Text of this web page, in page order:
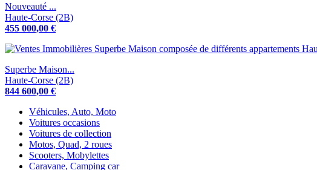
Nouveauté ...
Haute-Corse (2B)
455 000,00 €
Superbe Maison...
Haute-Corse (2B)
844 600,00 €
Véhicules, Auto, Moto
Voitures occasions
Voitures de collection
Motos, Quad, 2 roues
Scooters, Mobylettes
Caravane, Camping car